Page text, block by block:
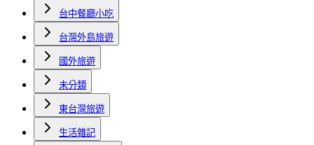
台中餐廳小吃
台灣外島旅遊
國外旅遊
未分類
東台灣旅遊
生活雜記